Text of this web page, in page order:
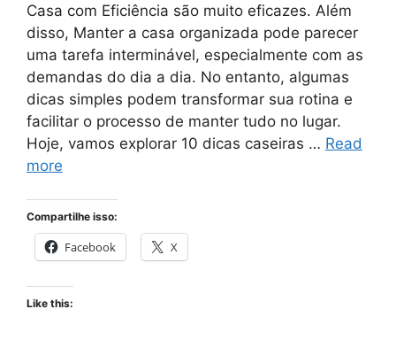
Casa com Eficiência são muito eficazes. Além
disso, Manter a casa organizada pode parecer
uma tarefa interminável, especialmente com as
demandas do dia a dia. No entanto, algumas
dicas simples podem transformar sua rotina e
facilitar o processo de manter tudo no lugar.
Hoje, vamos explorar 10 dicas caseiras … Read
more
Compartilhe isso:
Facebook X
Like this: